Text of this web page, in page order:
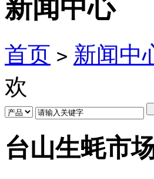
新闻中心
首页 > 新闻中
欢
台山生蚝市